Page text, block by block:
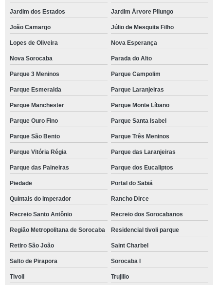
Jardim dos Estados Jardim Árvore Pilungo
João Camargo Júlio de Mesquita Filho
Lopes de Oliveira Nova Esperança
Nova Sorocaba Parada do Alto
Parque 3 Meninos Parque Campolim
Parque Esmeralda Parque Laranjeiras
Parque Manchester Parque Monte Líbano
Parque Ouro Fino Parque Santa Isabel
Parque São Bento Parque Três Meninos
Parque Vitória Régia Parque das Laranjeiras
Parque das Paineiras Parque dos Eucaliptos
Piedade Portal do Sabiá
Quintais do Imperador Rancho Dirce
Recreio Santo Antônio Recreio dos Sorocabanos
Região Metropolitana de Sorocaba Residencial tivoli parque
Retiro São João Saint Charbel
Salto de Pirapora Sorocaba I
Tivoli Trujillo